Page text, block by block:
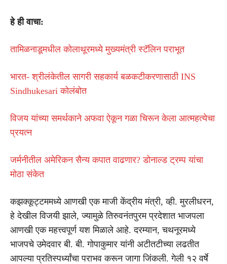
हे ही वाचा:
तामिळनाडूमधील कोलाथूरमध्ये मुख्यमंत्री स्टॅलिन पराभूत
भारत- श्रीलंकेतील सागरी सहकार्य बळकटीकरणासाठी INS
Sindhukesari कोलंबोत
विजय यांच्या समर्थकाने अफवा ऐकून गळा चिरून केला आत्महत्येचा
प्रयत्न
जर्मनीतील अमेरिकन सैन्य कपात वाढणार? डोनाल्ड ट्रम्प यांचा
मोठा संकेत
कझक्कूट्टममध्ये आणखी एक माजी केंद्रीय मंत्री, व्ही. मुरलीधरन,
हे देखील विजयी झाले, ज्यामुळे तिरुवनंतपुरम प्रदेशात भाजपला
आणखी एक महत्त्वपूर्ण यश मिळाले आहे. दरम्यान, चथनूरमध्ये
भाजपचे उमेदवार बी. बी. गोपाकुमार यांनी अटीतटीच्या लढतीत
आपल्या प्रतिस्पर्ध्यांचा पराभव करून जागा जिंकली. गेली १२ वर्षे